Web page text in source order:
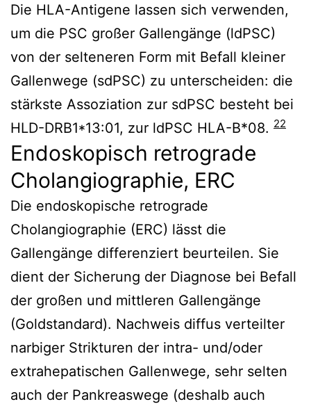
Die HLA-Antigene lassen sich verwenden,
um die PSC großer Gallengänge (ldPSC)
von der selteneren Form mit Befall kleiner
Gallenwege (sdPSC) zu unterscheiden: die
stärkste Assoziation zur sdPSC besteht bei
HLD-DRB1*13:01, zur ldPSC HLA-B*08. 22
Endoskopisch retrograde
Cholangiographie, ERC
Die endoskopische retrograde
Cholangiographie (ERC) lässt die
Gallengänge differenziert beurteilen. Sie
dient der Sicherung der Diagnose bei Befall
der großen und mittleren Gallengänge
(Goldstandard). Nachweis diffus verteilter
narbiger Strikturen der intra- und/oder
extrahepatischen Gallenwege, sehr selten
auch der Pankreaswege (deshalb auch